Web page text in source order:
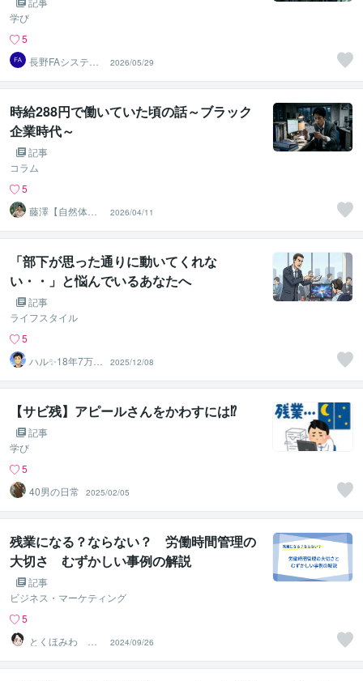
学び
5
長野FAシステム
設計
2026/05/29
時給288円で働いていた頃の話～ブラック
企業時代～
記事
コラム
5
藤澤【自然体キ
ャリアラボ代
表】
2026/04/11
「部下が思った通りに動いてくれな
い・・」と悩んでいるあなたへ
記事
ライフスタイル
5
ハル✨18年7万人
以上の実績×書籍
著者
2025/12/08
【サビ残】アピールさんをかわすには⁉️
記事
学び
5
40男の日常
2025/02/05
残業になる？ならない？ 労働時間管理の
大切さ むずかしい事例の解説
記事
ビジネス・マーケティング
5
とくほみわ 人
事歴20年以上の
社労士
2024/09/26